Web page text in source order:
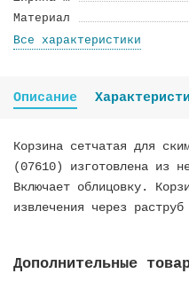
Материал
Все характеристики
Описание
Корзина сетчатая для
(07610) изготовлена из
Включает облицовку.
извлечения через раструб
Дополнительные